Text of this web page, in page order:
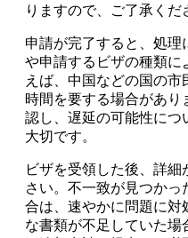
りますので、ご了承くだ
申請が完了すると、処理
や申請するビザの種類に
えば、中国などの国の
時間を要する場合があり
認し、遅延の可能性につ
大切です。
ビザを受領した後、詳
さい。不一致が見つか
合は、速やかに問題に対
な書類が不足していた